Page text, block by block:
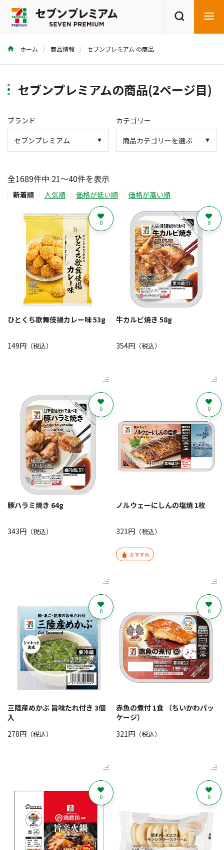
商品を探す レシピを探す
ホーム 商品情報 セブンプレミアム の商品
セブンプレミアムの商品(2ページ目)
ブランド カテゴリー
全1689件中 21～40件を表示
新着順 人気順 価格が低い順 価格が高い順
ひとくち歌舞伎揚カレー味 53g
149円 （税込）
0
牛カルビ焼き 58g
354円（税込）
0
豚ハラミ焼き 64g
343円 （税込）
0
ノルウェーにしんの塩焼 1枚
321円（税込）
おすすめ
0
三陸産めかぶ 旨味たれ付き 3個
入
278円 （税込）
0
赤魚の煮付 1食 （ちいかわパッ
ケージ）
321円（税込）
0
0 0